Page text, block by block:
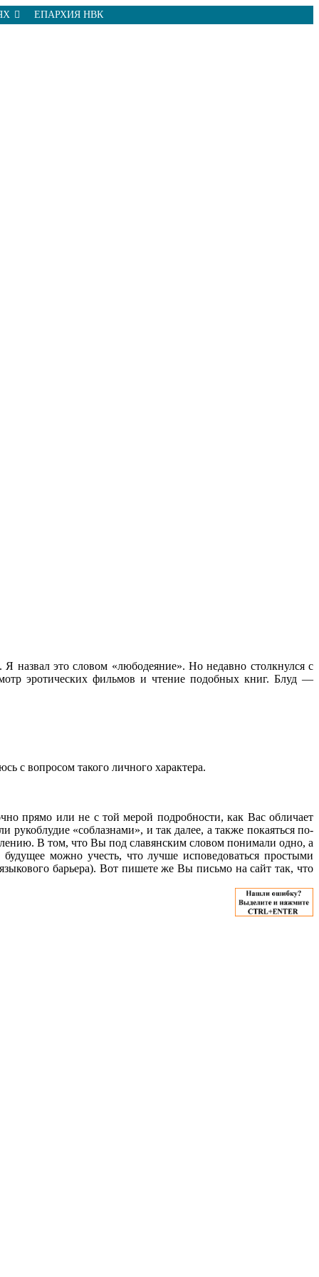
ЕПАРХИЯ НВК
назвал это словом «любодеяние». Но недавно столкнулся с
эротических фильмов и чтение подобных книг. Блуд —
с вопросом такого личного характера.
прямо или не с той мерой подробности, как Вас обличает
«соблазнами», и так далее, а также покаяться по-
В том, что Вы под славянским словом понимали одно, а
можно учесть, что лучше исповедоваться простыми
барьера). Вот пишете же Вы письмо на сайт так, что